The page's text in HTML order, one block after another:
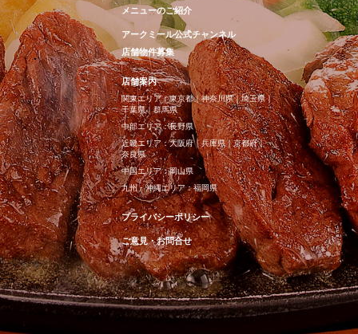
メニューのご紹介
アークミール公式チャンネル
店舗物件募集
店舗案内
関東エリア：東京都｜神奈川県｜埼玉県｜
千葉県｜群馬県
中部エリア：長野県
近畿エリア：大阪府｜兵庫県｜京都府｜
奈良県
中国エリア：岡山県
九州・沖縄エリア：福岡県
プライバシーポリシー
ご意見・お問合せ